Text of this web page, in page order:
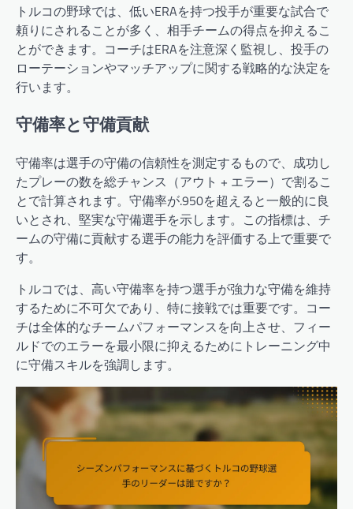
トルコの野球では、低いERAを持つ投手が重要な試合で
頼りにされることが多く、相手チームの得点を抑えるこ
とができます。コーチはERAを注意深く監視し、投手の
ローテーションやマッチアップに関する戦略的な決定を
行います。
守備率と守備貢献
守備率は選手の守備の信頼性を測定するもので、成功し
たプレーの数を総チャンス（アウト + エラー）で割るこ
とで計算されます。守備率が.950を超えると一般的に良
いとされ、堅実な守備選手を示します。この指標は、チ
ームの守備に貢献する選手の能力を評価する上で重要で
す。
トルコでは、高い守備率を持つ選手が強力な守備を維持
するために不可欠であり、特に接戦では重要です。コー
チは全体的なチームパフォーマンスを向上させ、フィー
ルドでのエラーを最小限に抑えるためにトレーニング中
に守備スキルを強調します。